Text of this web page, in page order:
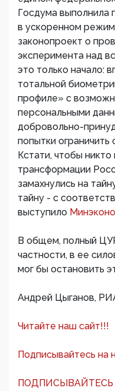
Госдума выполнила
в ускоренном
законопроект о
эксперимента над
это только начало:
тотальной
профиле» с
персональными
добровольно-
попытки ограничить
Кстати, чтобы
трансформации
замахнулись на
тайну - с
выступило
В общем, полный
частности, в ее
мог бы остановить
Андрей Цыганов,
Читайте наш сайт!!!
Подписывайтесь на
ПОДПИСЫВАЙТЕСЬ